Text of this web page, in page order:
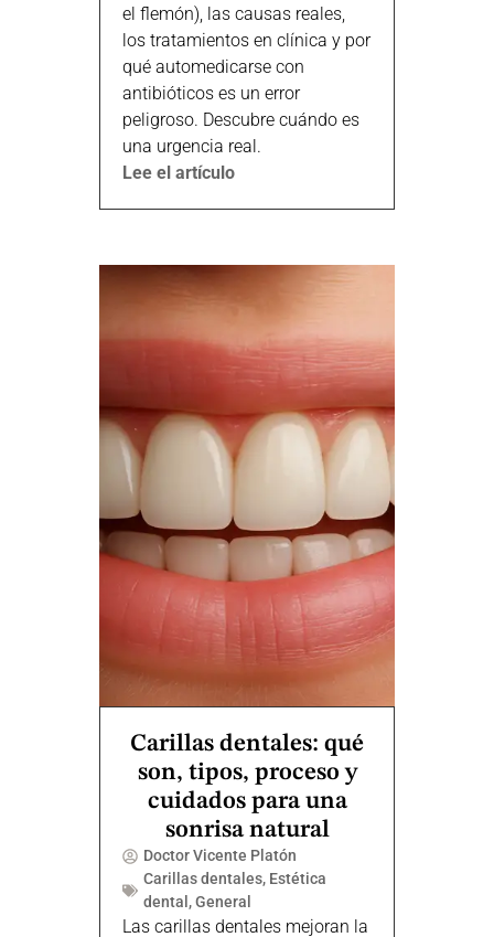
el flemón), las causas reales,
los tratamientos en clínica y por
qué automedicarse con
antibióticos es un error
peligroso. Descubre cuándo es
una urgencia real.
Lee el artículo
Carillas dentales: qué
son, tipos, proceso y
cuidados para una
sonrisa natural
Doctor Vicente Platón
Carillas dentales, Estética
dental ,General
Las carillas dentales mejoran la